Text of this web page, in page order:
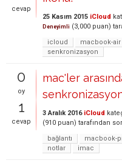
cevap
25 Kasım 2015 iCloud
Deneyimli (3,000 puan)
icloud
macbook-air
senkronizasyon
0
oy
1
cevap
mac'ler
3 Aralık 2016 iCloud
(910 puan) tarafından
bağlantı
macbook-
notlar
imac